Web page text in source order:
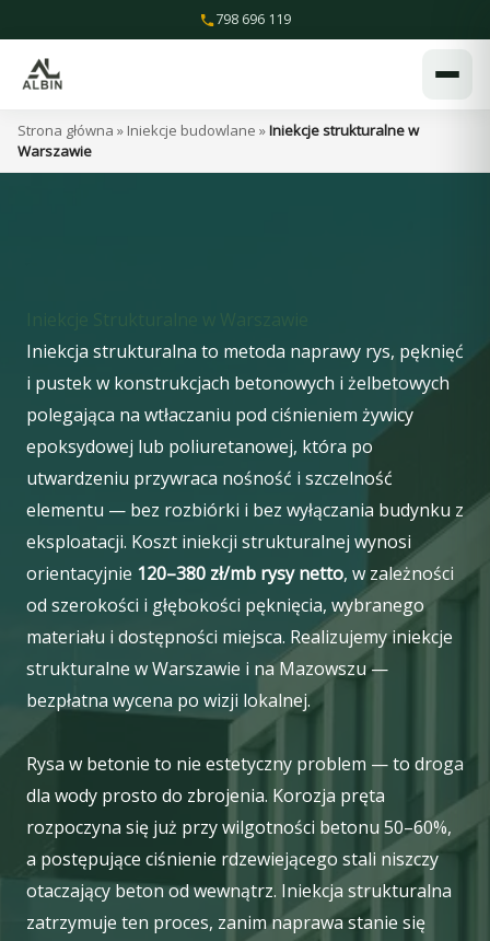
do
treści
798 696 119
Strona główna » Iniekcje budowlane »Iniekcje strukturalne w
Warszawie
Iniekcja strukturalna to metoda naprawy rys, pęknięć
i pustek w konstrukcjach betonowych i żelbetowych
polegająca na wtłaczaniu pod ciśnieniem żywicy
epoksydowej lub poliuretanowej, która po
utwardzeniu przywraca nośność i szczelność
elementu — bez rozbiórki i bez wyłączania budynku z
eksploatacji. Koszt iniekcji strukturalnej wynosi
orientacyjnie 120–380 zł/mb rysy netto, w zależności
od szerokości i głębokości pęknięcia, wybranego
materiału i dostępności miejsca. Realizujemy iniekcje
strukturalne w Warszawie i na Mazowszu —
bezpłatna wycena po wizji lokalnej.
Rysa w betonie to nie estetyczny problem — to droga
dla wody prosto do zbrojenia. Korozja pręta
rozpoczyna się już przy wilgotności betonu 50–60%,
a postępujące ciśnienie rdzewiejącego stali niszczy
otaczający beton od wewnątrz. Iniekcja strukturalna
zatrzymuje ten proces, zanim naprawa stanie się